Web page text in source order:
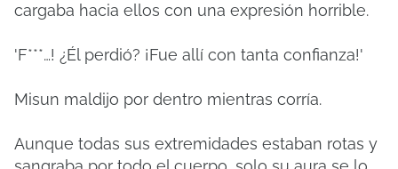
cargaba hacia ellos con una expresión horrible.
'F***…! ¿Él perdió? ¡Fue allí con tanta confianza!'
Misun maldijo por dentro mientras corría.
Aunque todas sus extremidades estaban rotas y